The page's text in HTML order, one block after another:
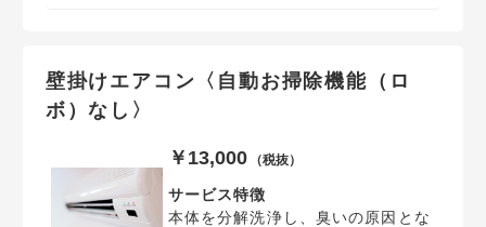
壁掛けエアコン〈自動お掃除機能（ロ
ボ）なし〉
￥13,000 （税抜）
サービス特徴
本体を分解洗浄し、臭いの原因とな